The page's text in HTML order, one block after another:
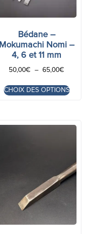
Bédane –
Mokumachi Nomi –
4, 6 et 11 mm
50,00€ – 65,00€
CHOIX DES OPTIONS